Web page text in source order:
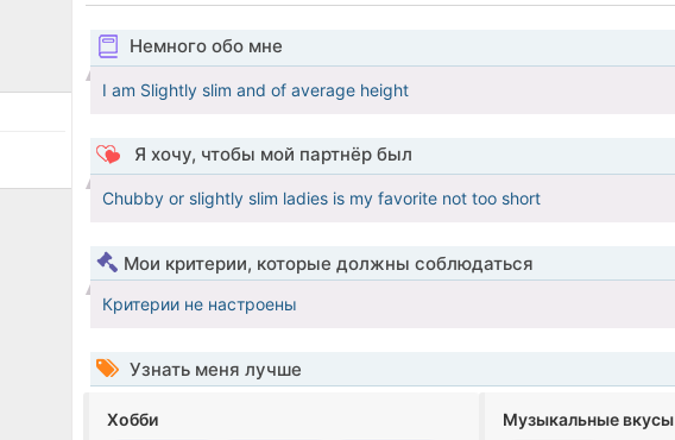
Немного обо мне
I am Slightly slim and of average height
Я хочу, чтобы мой партнёр был
Chubby or slightly slim ladies is my favorite not too short
Мои критерии, которые должны соблюдаться
Критерии не настроены
Узнать меня лучше
Хобби Музыкальные вкусы